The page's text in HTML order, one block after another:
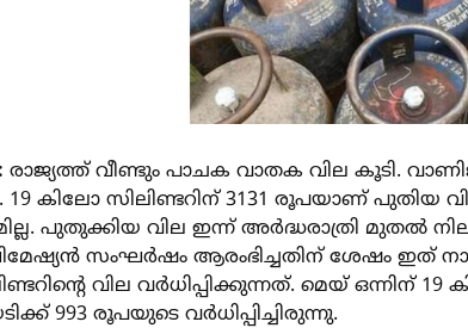
രാജ്യത്ത് വീണ്ടും പാചക വാതക വില കൂടി.
19 കിലോ സിലിണ്ടറിന് 3131 രൂപയാണ് പുതിയ
പുതുക്കിയ വില ഇന്ന് അർദ്ധരാത്രി മുതൽ
സംഘർഷം ആരംഭിച്ചതിന് ശേഷം ഇത്
വില വർധിപ്പിക്കുന്നത്. മെയ് ഒന്നിന്
993 രൂപയുടെ വര്‍ധിപ്പിച്ചിരുന്നു.